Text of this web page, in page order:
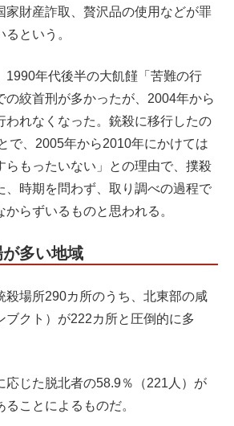
家財産詐取、贅沢品の使用などが罪
という。
1990年代後半の大飢饉「苦難の行
の絞首刑が多かったが、2004年から
われなくなった。銃殺に移行したの
で、2005年から2010年にかけては
らもったいない」との理由で、撲殺
、時期を問わず、取り調べの過程で
らずいるものと思われる。
多い地域
殺場所290カ所のうち、北東部の咸
ブクト）が222カ所と圧倒的に多
応じた脱北者の58.9％（221人）が
ことによるものだ。